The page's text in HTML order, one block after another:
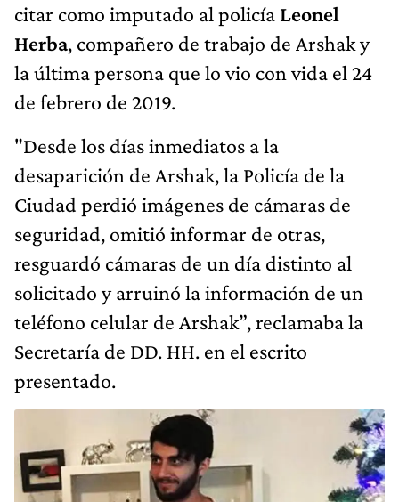
citar como imputado al policía Leonel
Herba, compañero de trabajo de Arshak y
la última persona que lo vio con vida el 24
de febrero de 2019.
"Desde los días inmediatos a la
desaparición de Arshak, la Policía de la
Ciudad perdió imágenes de cámaras de
seguridad, omitió informar de otras,
resguardó cámaras de un día distinto al
solicitado y arruinó la información de un
teléfono celular de Arshak”, reclamaba la
Secretaría de DD. HH. en el escrito
presentado.